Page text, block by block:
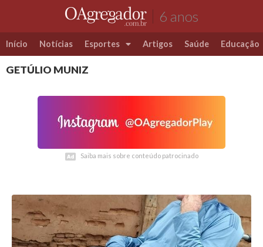
6 anos
Início Notícias Esportes Artigos Saúde Educação
GETÚLIO MUNIZ
Saiba mais sobre conteúdo patrocinado
Saiba mais sobre conteúdo patrocinado